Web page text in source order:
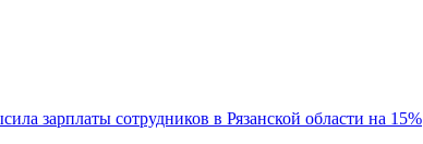
зарплаты сотрудников в Рязанской области на 15%